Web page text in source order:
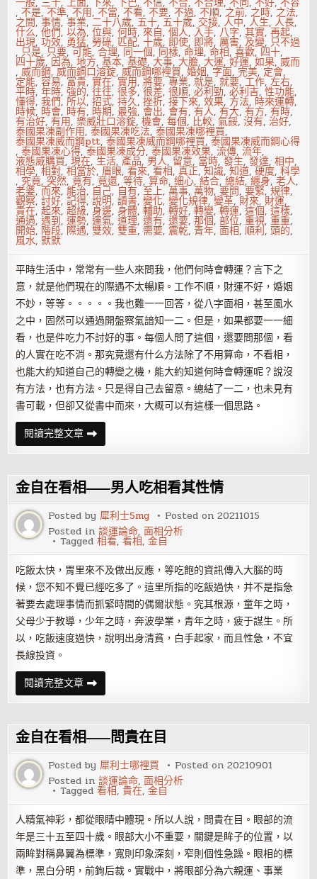
,不是,不準,不用,不當,不看,不要,不過,不順, 之前, 之時, 之法,
之間,事情,事業,二十八歲,五十,五十歲, 交接,人中,人生,人長,
什么,他們,以為,位與,何時,來自,個人, 入手, 八字,其實,再起,
出現,功效, 勇猛, 勞碌,匹配,十歲, 即使, 即將,厲害,及變, 只不過
, 只是, 只要,可能,合理, 同一個, 同樣,命理,命相,喜歡, 四十,
四十歲, 因為,地方,基本,基礎,大事,大膽,大運,好運,如果,威而
,威而鋼,威而鋼口溶錠,威而鋼哪裡買,婚姻, 字面,完美, 定會,
定能,容易, 富貴,實在,實用,將要,專業,就是,就要,工作,左右,
平時,年時,強的,往往,很多,很差,很順,必利勁,必利吉,性功能,
懂得,我們,所以,招式,持久,挫折,接下來,效果, 方法, 時來運轉,
時候, 時會, 時有, 時期,最強, 會出, 會有,有人,有大,有方,有時,
有治好,有用,樂威壯口溶錠,機會,每個, 比較,氣餒,沒有,治好,
泰國果凍副作用,泰國果凍吃法,泰國果凍哪裡買,
泰國果凍威而鋼ptt,泰國果凍威而鋼哪裡買,泰國果凍威而鋼心得
,泰國果凍心得,泰國果凍成分,泰國果凍效果,流傳,流年,
液態威購買,現在,生活,產品, 男人, 留意, 當時,發生,發達,相中,
相學,相對,相當於,眉眼,看來,看相,真正,知識,知道,硬度,科學
, 究竟,突然,竟有,竟還,等待,算命,細心,結合,總結,纏身,老人,
老婆,而來,能治, 自己, 自有,至上,萬事,萬物,要問,要緊,規律,
觀察,討好,記得,說明,讀書,變化,變化規律,變革, 財來, 財運,
貴在,起來,超級,身邊,身體,輔助,轉好,轉變,轉運,這個,這樣,
通過,遇到,運勢,運氣,道理,還有,還要,那個,部位,重視,重重,
開始, 階段, 際遇,雙效,雙重, 需要, 震乾,青年,面相,順利,頭的,
風水, 默默
平時生活中，常常有一些人來問我，他們何時會轉運？言下之
意，就是他們現在的際遇不太暢順。工作不順，財運不好，婚姻
不妙，等等。。。。。我也難一一回答，從八字面相，甚至風水
之中，固然可以通過開盤察氣諳知一二。但是，如果都要一一細
看，也是件吃力不討好的事。每個人問了這個，還要問那個，看
的人實在吃不消。那究竟還有什么方法除了不用算命，不看相，
也能大約知道自己的轉變之機，能大約知道何時會轉運呢？說沒
有方法，也有方法。只是得自己去留意。總結了一二，也未見有
書可載，但卻又從書中而來，大概可以有這樣一個思路。
閱讀完整文章怎
樣
知
自
己
即
將
時
來
運
轉
金自在看相——男人吃相看其性情
Posted by犀利士5mg Posted on20211015
Posted in談運論命,面相分析
Tagged相看,看相,金自
吃飯太快，胃里來不及做出反應，等吃飽的資訊傳入大腦的時
候，您不知不覺已經吃多了。這里所指的吃飯過快，并不是指急
著要去處理事情而抓緊時間的偶爾狀態。究其根源，童年之時，
父母少于教導，少年之時，奔波學業，青年之時，疲于謀生。所
以，吃飯速度過快，說明出身清貧，白手起家，而且性急，不宜
長線投資。
閱讀完整文章金
自
在
相
——
男
人
吃
相
看
其
性
情
金自在看相——問貴在目
Posted by犀利士哪裡買 Posted on20210901
Posted in談運論命,面相分析
Tagged看相,貴在,金自
人精氣神彩，都從眼睛中體現。所以人說，問貴在目。眼部的流
年是三十五至四十歲。眼部大小不重要，關鍵是眸子的位置，以
兩眸對稱鼻翼為標準，寬則印象深刻，窄則個性急躁。眼相的標
準，黑白分明，前鉤后裁。實戰中，將眼部分為六親運、事業